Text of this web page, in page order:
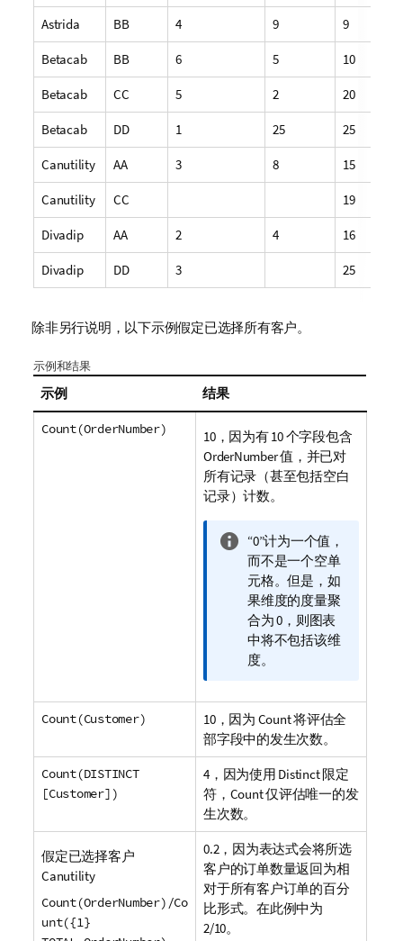
Astrida BB 4 9 9
Betacab BB 6 5 10
Betacab CC 5 2 20
Betacab DD 1 25 25
Canutility AA 3 8 15
Canutility CC 19
Divadip AA 2 4 16
Divadip DD 3 25
除非另行说明，以下示例假定已选择所有客户。
示例和结果
示例 结果
Count(OrderNumber)
10，因为有 10 个字段包含
OrderNumber值，并已对
所有记录（甚至包括空白
记录）计数。
信
息
注
释
“0”计为一个值，
而不是一个空单
元格。但是，如
果维度的度量聚
合为 0，则图表
中将不包括该维
度。
Count(Customer) 10，因为 Count将评估全
部字段中的发生次数。
Count(DISTINCT
[Customer])
4，因为使用 Distinct限定
符， Count仅评估唯一的发
生次数。
假定已选择客户
Canutility
Count(OrderNumber)/Co
unt({1}
0.2，因为表达式会将所选
客户的订单数量返回为相
对于所有客户订单的百分
比形式。在此例中为
2/10。